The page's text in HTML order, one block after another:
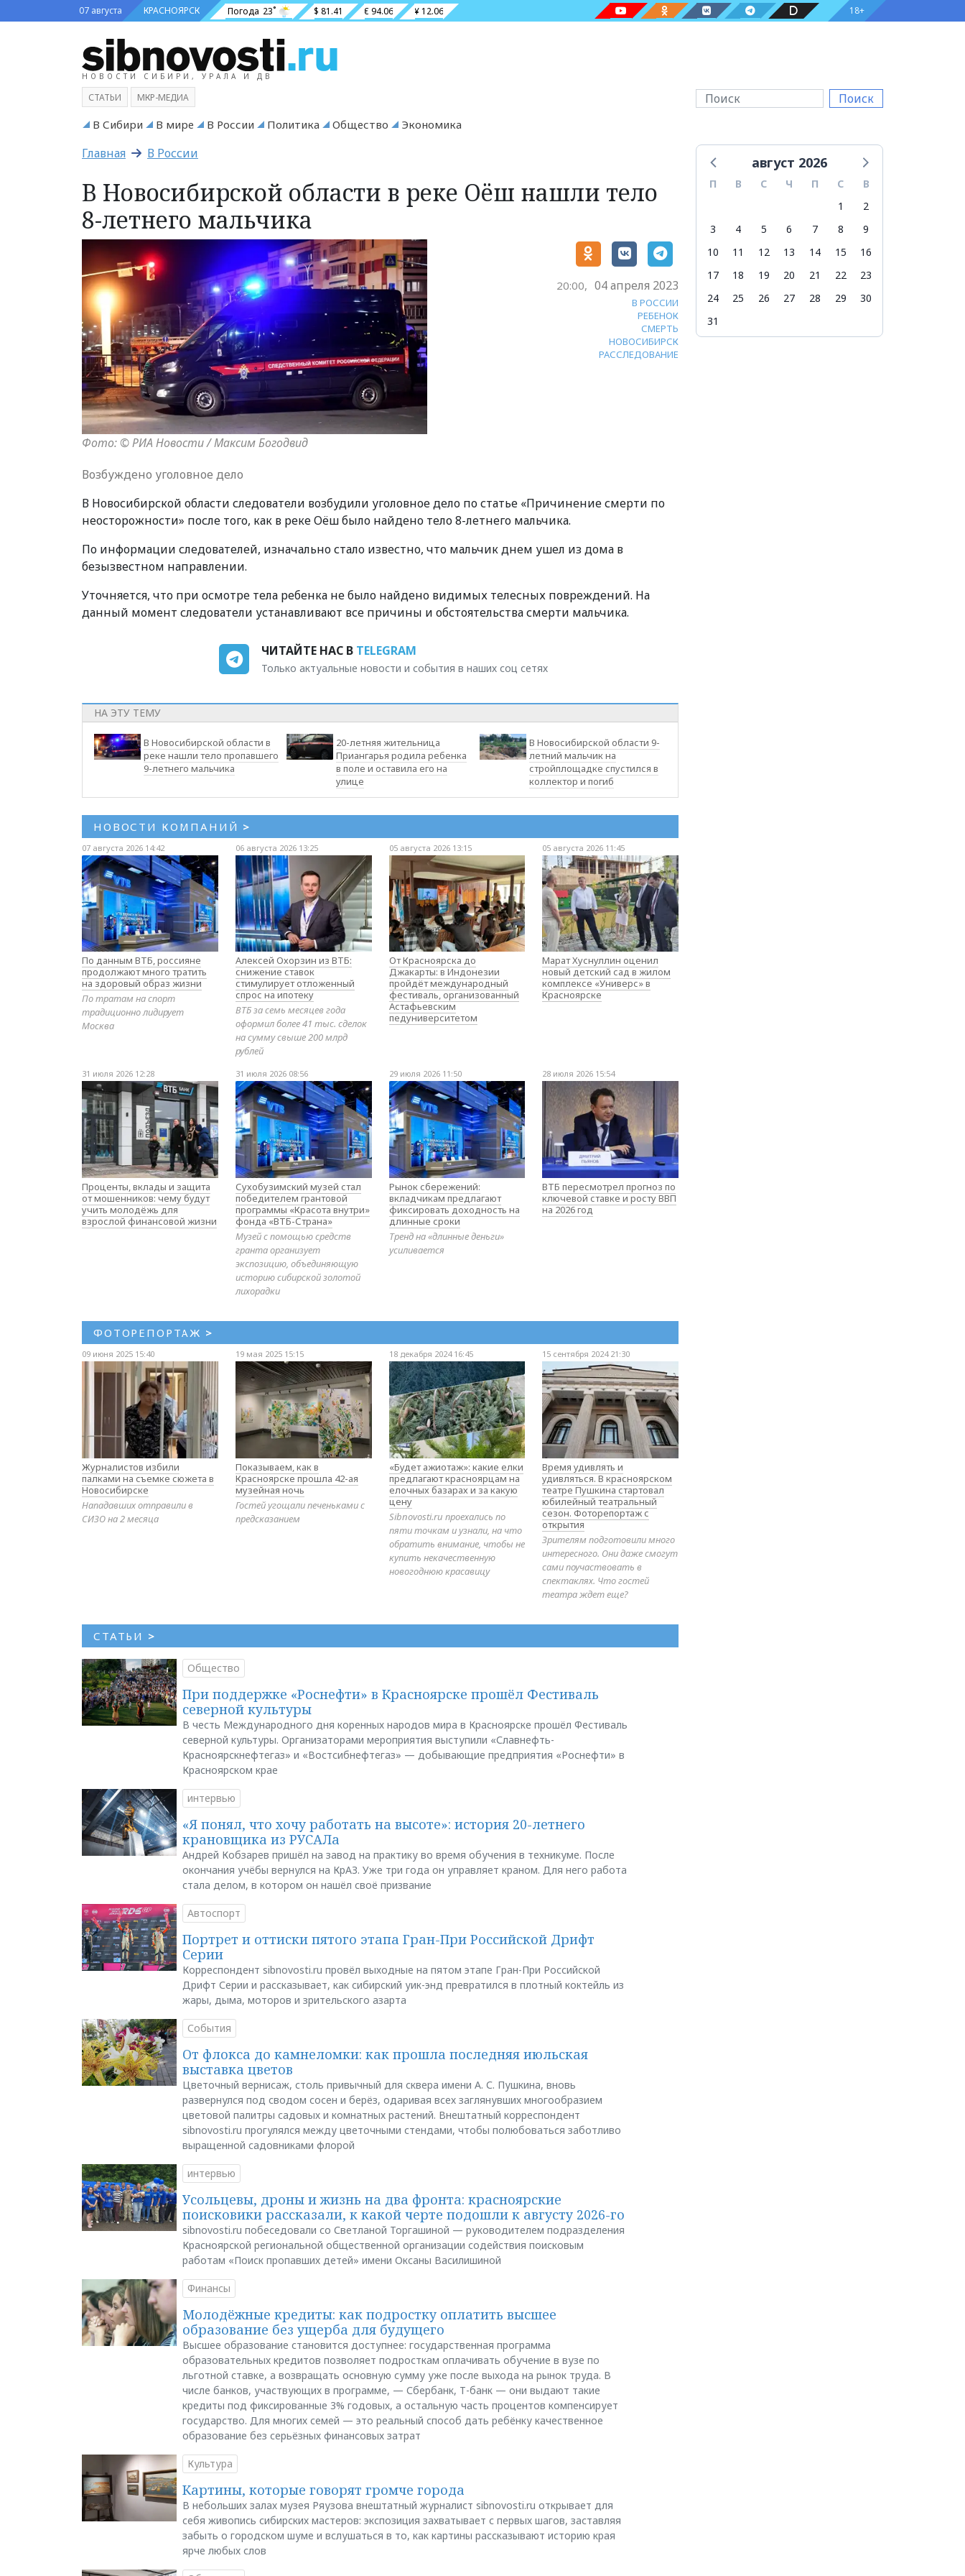
07 августа КРАСНОЯРСК Погода 23˚ $ 81.41 € 94.06 ¥ 12.06 18+
НОВОСТИ СИБИРИ, УРАЛА И ДВ
Поиск
СТАТЬИ МКР-МЕДИА
В Сибири В мире В России Политика Общество Экономика
Главная В России
В Новосибирской области в реке Оёш нашли тело
8-летнего мальчика
Фото: © РИА Новости / Максим Богодвид
20:00, 04 апреля 2023
В РОССИИ
РЕБЕНОК
СМЕРТЬ
НОВОСИБИРСК
РАССЛЕДОВАНИЕ
Возбуждено уголовное дело
В Новосибирской области следователи возбудили уголовное дело по статье «Причинение смерти по
неосторожности» после того, как в реке Оёш было найдено тело 8-летнего мальчика.
По информации следователей, изначально стало известно, что мальчик днем ушел из дома в
безызвестном направлении.
Уточняется, что при осмотре тела ребенка не было найдено видимых телесных повреждений. На
данный момент следователи устанавливают все причины и обстоятельства смерти мальчика.
ЧИТАЙТЕ НАС В TELEGRAM
Только актуальные новости и события в наших соц сетях
НА ЭТУ ТЕМУ
В Новосибирской области в
реке нашли тело пропавшего
9-летнего мальчика
20-летняя жительница
Приангарья родила ребенка
в поле и оставила его на
улице
В Новосибирской области 9-
летний мальчик на
стройплощадке спустился в
коллектор и погиб
НОВОСТИ КОМПАНИЙ >
07 августа 2026 14:42
По данным ВТБ, россияне
продолжают много тратить
на здоровый образ жизни
По тратам на спорт
традиционно лидирует
Москва
06 августа 2026 13:25
Алексей Охорзин из ВТБ:
снижение ставок
стимулирует отложенный
спрос на ипотеку
ВТБ за семь месяцев года
оформил более 41 тыс. сделок
на сумму свыше 200 млрд
рублей
05 августа 2026 13:15
От Красноярска до
Джакарты: в Индонезии
пройдёт международный
фестиваль, организованный
Астафьевским
педуниверситетом
05 августа 2026 11:45
Марат Хуснуллин оценил
новый детский сад в жилом
комплексе «Универс» в
Красноярске
31 июля 2026 12:28
Проценты, вклады и защита
от мошенников: чему будут
учить молодёжь для
взрослой финансовой жизни
31 июля 2026 08:56
Сухобузимский музей стал
победителем грантовой
программы «Красота внутри»
фонда «ВТБ-Страна»
Музей с помощью средств
гранта организует
экспозицию, объединяющую
историю сибирской золотой
лихорадки
29 июля 2026 11:50
Рынок сбережений:
вкладчикам предлагают
фиксировать доходность на
длинные сроки
Тренд на «длинные деньги»
усиливается
28 июля 2026 15:54
ВТБ пересмотрел прогноз по
ключевой ставке и росту ВВП
на 2026 год
ФОТОРЕПОРТАЖ >
09 июня 2025 15:40
Журналистов избили
палками на съемке сюжета в
Новосибирске
Нападавших отправили в
СИЗО на 2 месяца
19 мая 2025 15:15
Показываем, как в
Красноярске прошла 42-ая
музейная ночь
Гостей угощали печеньками с
предсказанием
18 декабря 2024 16:45
«Будет ажиотаж»: какие елки
предлагают красноярцам на
елочных базарах и за какую
цену
Sibnovosti.ru проехались по
пяти точкам и узнали, на что
обратить внимание, чтобы не
купить некачественную
новогоднюю красавицу
15 сентября 2024 21:30
Время удивлять и
удивляться. В красноярском
театре Пушкина стартовал
юбилейный театральный
сезон. Фоторепортаж с
открытия
Зрителям подготовили много
интересного. Они даже смогут
сами поучаствовать в
спектаклях. Что гостей
театра ждет еще?
СТАТЬИ >
Общество
При поддержке «Роснефти» в Красноярске прошёл Фестиваль
северной культуры
В честь Международного дня коренных народов мира в Красноярске прошёл Фестиваль
северной культуры. Организаторами мероприятия выступили «Славнефть-
Красноярскнефтегаз» и «Востсибнефтегаз» — добывающие предприятия «Роснефти» в
Красноярском крае
интервью
«Я понял, что хочу работать на высоте»: история 20-летнего
крановщика из РУСАЛа
Андрей Кобзарев пришёл на завод на практику во время обучения в техникуме. После
окончания учёбы вернулся на КрАЗ. Уже три года он управляет краном. Для него работа
стала делом, в котором он нашёл своё призвание
Автоспорт
Портрет и оттиски пятого этапа Гран-При Российской Дрифт
Серии
Корреспондент sibnovosti.ru провёл выходные на пятом этапе Гран-При Российской
Дрифт Серии и рассказывает, как сибирский уик-энд превратился в плотный коктейль из
жары, дыма, моторов и зрительского азарта
События
От флокса до камнеломки: как прошла последняя июльская
выставка цветов
Цветочный вернисаж, столь привычный для сквера имени А. С. Пушкина, вновь
развернулся под сводом сосен и берёз, одаривая всех заглянувших многообразием
цветовой палитры садовых и комнатных растений. Внештатный корреспондент
sibnovosti.ru прогулялся между цветочными стендами, чтобы полюбоваться заботливо
выращенной садовниками флорой
интервью
Усольцевы, дроны и жизнь на два фронта: красноярские
поисковики рассказали, к какой черте подошли к августу 2026-го
sibnovosti.ru побеседовали со Светланой Торгашиной — руководителем подразделения
Красноярской региональной общественной организации содействия поисковым
работам «Поиск пропавших детей» имени Оксаны Василишиной
Финансы
Молодёжные кредиты: как подростку оплатить высшее
образование без ущерба для будущего
Высшее образование становится доступнее: государственная программа
образовательных кредитов позволяет подросткам оплачивать обучение в вузе по
льготной ставке, а возвращать основную сумму уже после выхода на рынок труда. В
числе банков, участвующих в программе, — Сбербанк, Т-банк — они выдают такие
кредиты под фиксированные 3% годовых, а остальную часть процентов компенсирует
государство. Для многих семей — это реальный способ дать ребёнку качественное
образование без серьёзных финансовых затрат
Культура
Картины, которые говорят громче города
В небольших залах музея Ряузова внештатный журналист sibnovosti.ru открывает для
себя живопись сибирских мастеров: экспозиция захватывает с первых шагов, заставляя
забыть о городском шуме и вслушаться в то, как картины рассказывают историю края
ярче любых слов
август 2026
П В С Ч П С
В
1
2
3
4 5 6 7 8
9
10
11 12 13 14 15
16
17
18 19 20 21 22
23
24
25 26 27 28 29
30
31